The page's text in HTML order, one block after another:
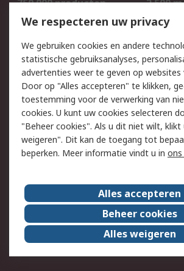
750.000 producten
2.500
Bestellen
Track & Trace
Wettelijk
Cookiebeleid
Email
Privacybeleid
Algemene
verkoopvoorwaarden
Over RS
RS Group
Over ons
RS wereldwijd
ESG
We respecteren uw privacy
We gebruiken cookies en andere
statistische gebruiksanalyses,
advertenties weer te geven op websites
Door op "Alles accepteren" te klikken,
toestemming voor de verwerking van
cookies. U kunt uw cookies selecteren
"Beheer cookies". Als u dit niet wilt, klikt
weigeren". Dit kan de toegang tot
beperken. Meer informatie vindt u in ons
Alles accepteren
Beheer cookies
Alles weigeren